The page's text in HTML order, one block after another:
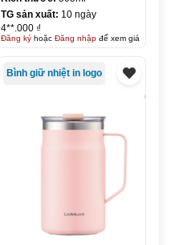
Vacuum Bottle 505ml KQ-
BGN11
TG sản xuất: 10 ngày
4**.000 ₫
Đăng kýhoặc Đăng nhậpđể xem giá
Bình giữ nhiệt in logo